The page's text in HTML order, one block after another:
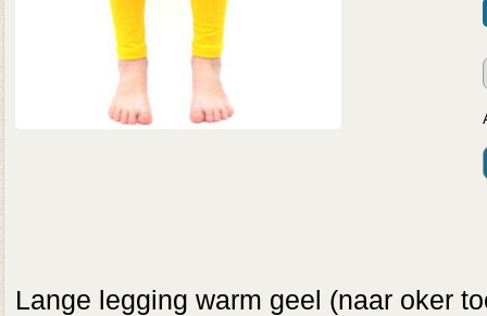
Lange legging warm geel (naar oker